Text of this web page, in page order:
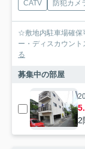
CATV 防犯カメ
☆敷地内駐車場確保
ー・ディスカウン
る
募集中の部屋
2